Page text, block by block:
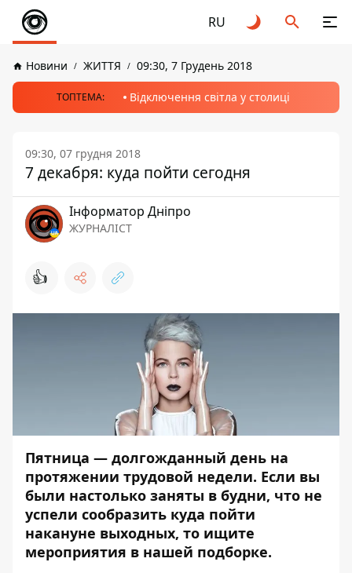
RU
Новини ЖИТТЯ 09:30, 7 Грудень 2018
ТОПТЕМА: Відключення світла у столиці
09:30, 07 грудня 2018
7 декабря: куда пойти сегодня
Інформатор Дніпро
ЖУРНАЛІСТ
👍
Пятница — долгожданный день на
протяжении трудовой недели. Если вы
были настолько заняты в будни, что не
успели сообразить куда пойти
накануне выходных, то ищите
мероприятия в нашей подборке.